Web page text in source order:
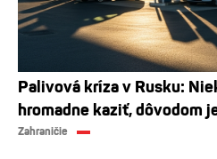
Palivová kríza v Rusku:
hromadne kaziť, dôvodom
Zahraničie